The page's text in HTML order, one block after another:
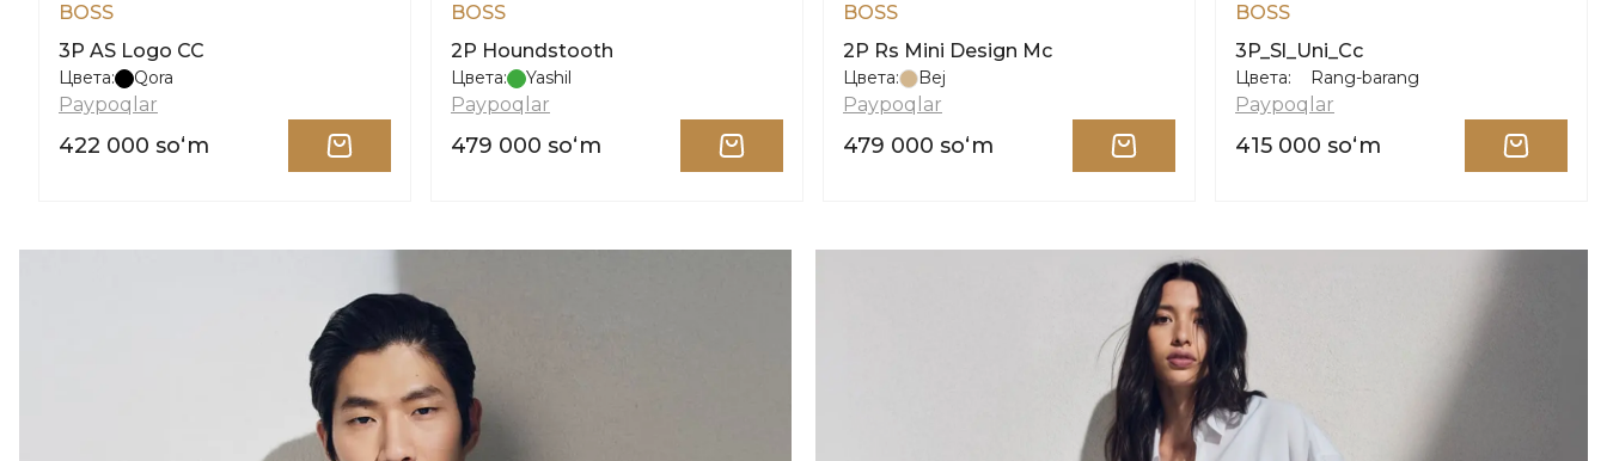
BOSS
3P AS Logo CC
Цвета: Qora
Paypoqlar
422 000 soʻm
BOSS
2P Houndstooth
Цвета: Yashil
Paypoqlar
479 000 soʻm
BOSS
2P Rs Mini Design Mc
Цвета: Bej
Paypoqlar
479 000 soʻm
BOSS
3P_Sl_Uni_Cc
Цвета: Rang-barang
Paypoqlar
415 000 soʻm